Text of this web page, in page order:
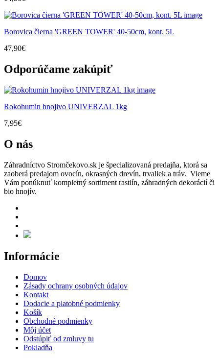
Borovica čierna 'GREEN TOWER' 40-50cm, kont. 5L
47,90€
Odporúčame zakúpiť
Rokohumin hnojivo UNIVERZAL 1kg
7,95€
O nás
Záhradníctvo Stromčekovo.sk je špecializovaná predajňa, ktorá sa
zaoberá predajom ovocín, okrasných drevín, trvaliek a tráv. Vieme
Vám ponúknuť kompletný sortiment rastlín, záhradných dekorácií či
bio hnojív.
Informácie
Domov
Zásady ochrany osobných údajov
Kontakt
Dodacie a platobné podmienky
Košík
Obchodné podmienky
Môj účet
Odstúpiť od zmluvy tu
Pokladňa